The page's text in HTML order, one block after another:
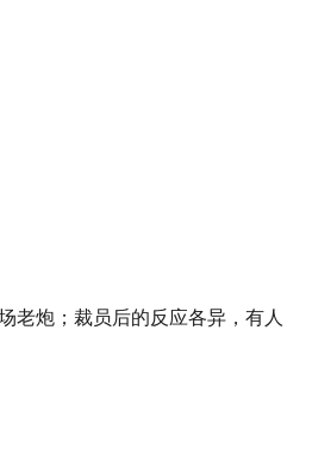
老炮；裁员后的反应各异，有人